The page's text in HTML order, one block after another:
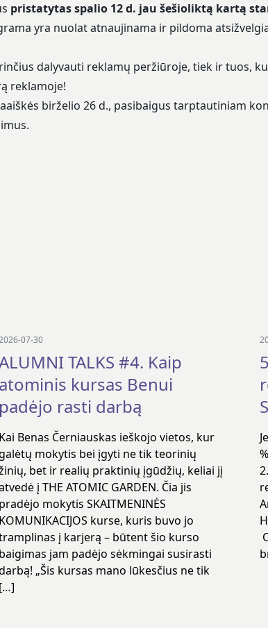
pristatytas spalio 12 d. jau šešioliktą kartą
yra nuolat atnaujinama ir pildoma
dalyvauti reklamų peržiūroje, tiek ir tuos,
reklamoje!
birželio 26 d., pasibaigus tarptautiniam
07-30
TALKS #4. Kaip
atominis kursas Benui
padėjo rasti darbą
Kai Benas Černiauskas ieškojo vietos, kur
galėtų mokytis bei įgyti ne tik teorinių
bet ir realių praktinių įgūdžių, keliai jį
į THE ATOMIC GARDEN. Čia jis
pradėjo mokytis SKAITMENINĖS
KOMUNIKACIJOS kurse, kuris buvo jo
į karjerą – būtent šio kurso
baigimas jam padėjo sėkmingai susirasti
„Šis kursas mano lūkesčius ne tik
[…]